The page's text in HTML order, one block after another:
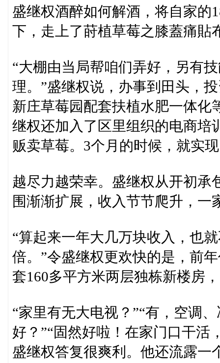
盛继权酒醉如何解酒，将自家的
下，走上了莳植草莓之膝蓋痛貼
“大棚由当局帮咱们弄好，另有
理。”盛继权说，办事到田头，
新庄草莓园配套扶植水肥一体化
继权还加入了区里组织的电商培
贩卖草莓。3个月的时候，就实
越尽力越荣幸。盛继权从开初承
围渐渐扩展，收入节节爬升，一
“算起来一年大几万块收入，也
倍。”令盛继权更欢快的是，前
套160多平方米两层独栋新楼房
“家里有无大电视？”“有，空调
好？”“固然好啦！在家门口干活
盛继权答复很爽利。他还流露一